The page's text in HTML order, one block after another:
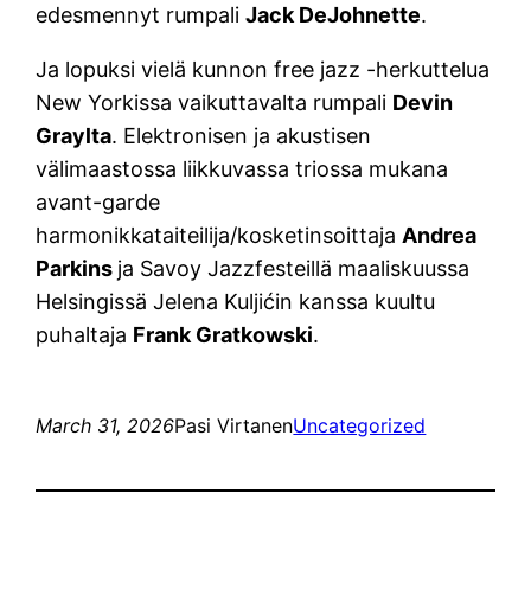
edesmennyt rumpaliJack DeJohnette.
Ja lopuksi vielä kunnon free jazz -herkuttelua
New Yorkissa vaikuttavalta rumpali Devin
Graylta. Elektronisen ja akustisen
välimaastossa liikkuvassa triossa mukana
avant-garde
harmonikkataiteilija/kosketinsoittaja Andrea
Parkins ja Savoy Jazzfesteillä maaliskuussa
Helsingissä Jelena Kuljićin kanssa kuultu
puhaltaja Frank Gratkowski.
March 31, 2026Pasi VirtanenUncategorized